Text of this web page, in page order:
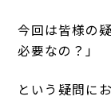
今回は皆様の
必要なの？」
という疑問に